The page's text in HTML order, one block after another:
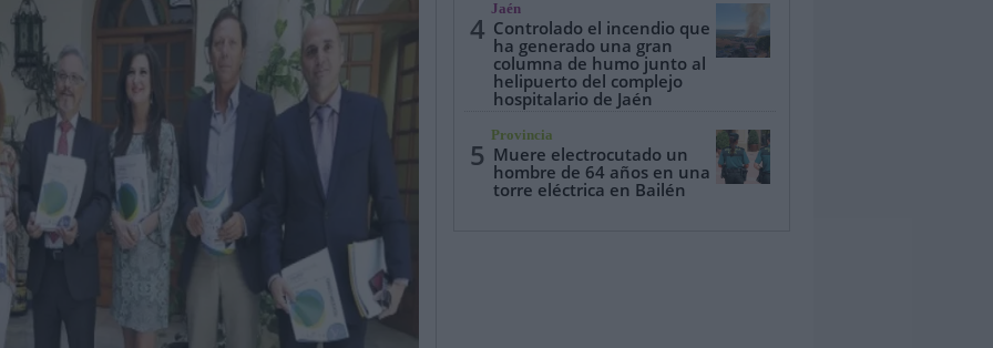
4
Jaén
Controlado el incendio que
ha generado una gran
columna de humo junto al
helipuerto del complejo
hospitalario de Jaén
5
Provincia
Muere electrocutado un
hombre de 64 años en una
torre eléctrica en Bailén